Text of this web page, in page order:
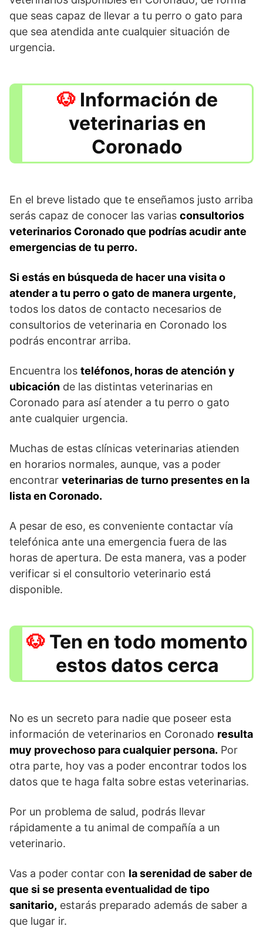
que seas capaz de llevar a tu perro o gato para
que sea atendida ante cualquier situación de
urgencia.
Información de
veterinarias en
Coronado
En el breve listado que te enseñamos justo arriba
serás capaz de conocer las varias consultorios
veterinarios Coronado que podrías acudir ante
emergencias de tu perro.
Si estás en búsqueda de hacer una visita o
atender a tu perro o gato de manera urgente,
todos los datos de contacto necesarios de
consultorios de veterinaria en Coronado los
podrás encontrar arriba.
Encuentra los teléfonos, horas de atención y
ubicación de las distintas veterinarias en
Coronado para así atender a tu perro o gato
ante cualquier urgencia.
Muchas de estas clínicas veterinarias atienden
en horarios normales, aunque, vas a poder
encontrar veterinarias de turno presentes en la
lista en Coronado.
A pesar de eso, es conveniente contactar vía
telefónica ante una emergencia fuera de las
horas de apertura. De esta manera, vas a poder
verificar si el consultorio veterinario está
disponible.
Ten en todo momento
estos datos cerca
No es un secreto para nadie que poseer esta
información de veterinarios en Coronado resulta
muy provechoso para cualquier persona. Por
otra parte, hoy vas a poder encontrar todos los
datos que te haga falta sobre estas veterinarias.
Por un problema de salud, podrás llevar
rápidamente a tu animal de compañía a un
veterinario.
Vas a poder contar con la serenidad de saber de
que si se presenta eventualidad de tipo
sanitario, estarás preparado además de saber a
que lugar ir.